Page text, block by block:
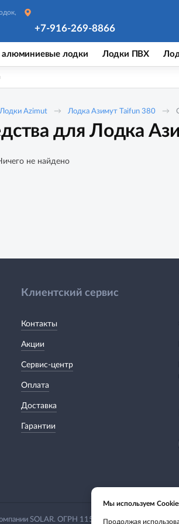
+7-916-269-8866
алюминиевые лодки Лодки ПВХ
Лодки Azimut Лодка Азимут Taifun 380
для Лодка
не найдено
Клиентский сервис
Контакты
Акции
Сервис-центр
Оплата
Доставка
Гарантии
SOLAR. ОГРН 1155476135649
Мы используем
Продолжая